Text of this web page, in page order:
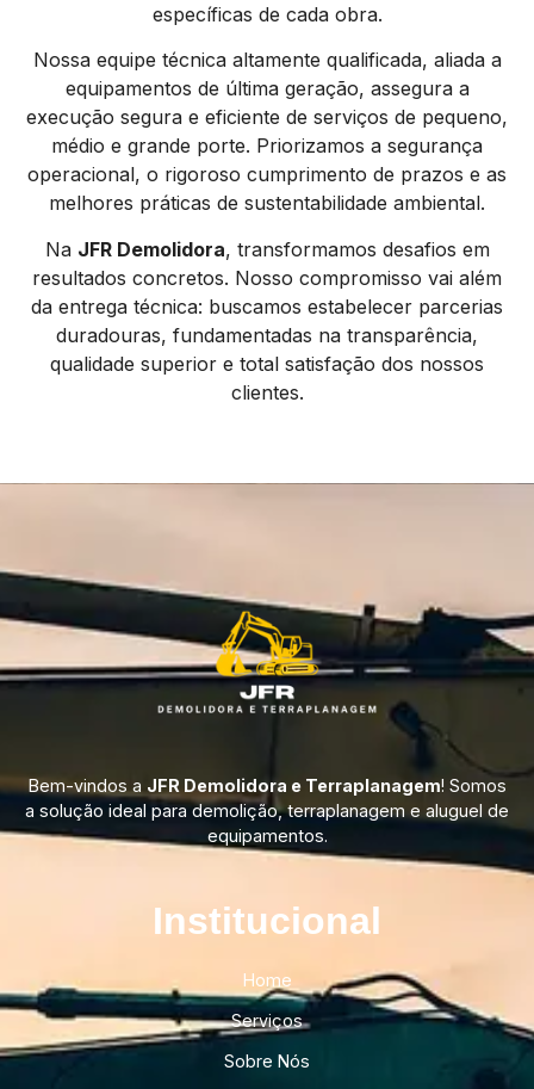
específicas de cada obra.
Nossa equipe técnica altamente qualificada, aliada a
equipamentos de última geração, assegura a
execução segura e eficiente de serviços de pequeno,
médio e grande porte. Priorizamos a segurança
operacional, o rigoroso cumprimento de prazos e as
melhores práticas de sustentabilidade ambiental.
Na JFR Demolidora, transformamos desafios em
resultados concretos. Nosso compromisso vai além
da entrega técnica: buscamos estabelecer parcerias
duradouras, fundamentadas na transparência,
qualidade superior e total satisfação dos nossos
clientes.
Bem-vindos a JFR Demolidora e Terraplanagem! Somos
a solução ideal para demolição, terraplanagem e aluguel de
equipamentos.
Institucional​
Home
Serviços
Sobre Nós